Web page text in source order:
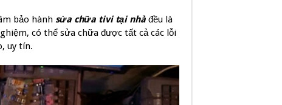
bảo hành sửa chữa tivi tại nhàđều là
có thể sửa chữa được tất cả các lỗi
uy tín.